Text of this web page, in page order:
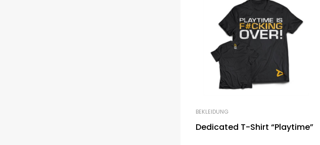
BEKLEIDUNG
Dedicated T-Shirt “Playtime”